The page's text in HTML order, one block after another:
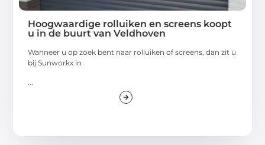
Hoogwaardige rolluiken en screens koopt
u in de buurt van Veldhoven
Wanneer u op zoek bent naar rolluiken of screens, dan zit u
bij Sunworkx in